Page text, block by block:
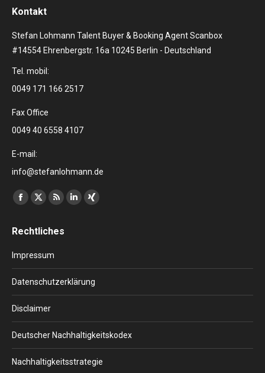
Kontakt
Stefan Lohmann Talent Buyer & Booking Agent Scanbox
#14554 Ehrenbergstr. 16a 10245 Berlin - Deutschland
Tel. mobil:
0049 171 166 2517
Fax Office
0049 40 6558 4107
E-mail:
info@stefanlohmann.de
Finden Sie uns auf:
Facebook
opens
new
window
X
opens
new
window
RSS
opens
new
window
Linkedin
new
window
XING
new
window
Rechtliches
Impressum
Datenschutzerklärung
Disclaimer
Deutscher Nachhaltigkeitskodex
Nachhaltigkeitsstrategie